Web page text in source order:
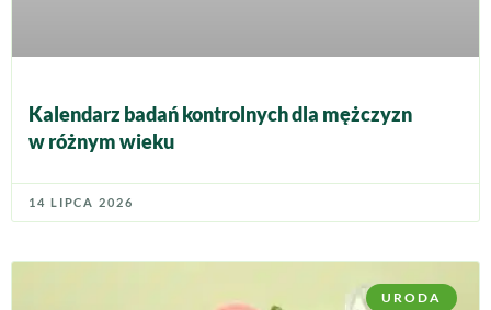
Kalendarz badań kontrolnych dla mężczyzn
w różnym wieku
14 LIPCA 2026
URODA